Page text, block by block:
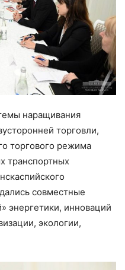
наращивания
торговли,
торгового режима
транспортных
совместные
энергетики, инноваций
экологии,